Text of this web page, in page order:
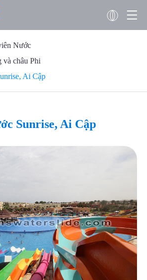
Nước
châu Phi
Ai Cập
Sunrise, Ai Cập